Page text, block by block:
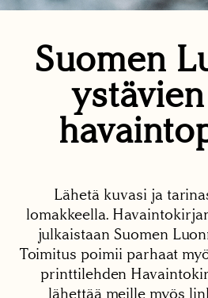
Suomen
Lähetä kuvasi ja
lomakkeella.
julkaistaan Suomen
Toimitus poimii parhaat
printtilehden
lähettää meille myös